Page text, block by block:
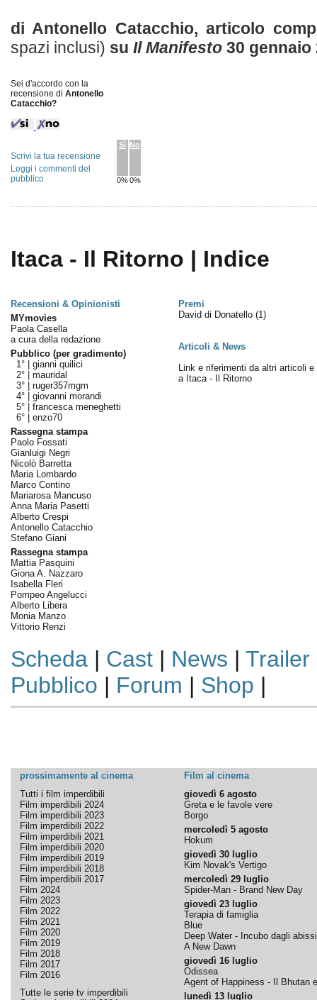
di Antonello Catacchio, articolo
spazi inclusi) su Il Manifesto30 gennaio
Sei d'accordo con la
recensione di Antonello
Catacchio?
Sì
0%
No
0%
Scrivi la tua recensione
Leggi i commenti del
pubblico
Itaca - Il Ritorno | Indice
Recensioni & Opinionisti
Premi
MYmovies
Paola Casella
a cura della redazione
Pubblico (per gradimento)
1° | gianni quilici
2° | mauridal
3° | ruger357mgm
4° | giovanni morandi
5° | francesca meneghetti
6° | enzo70
Rassegna stampa
Paolo Fossati
Gianluigi Negri
Nicolò Barretta
Maria Lombardo
Marco Contino
Mariarosa Mancuso
Anna Maria Pasetti
Alberto Crespi
Antonello Catacchio
Stefano Giani
Rassegna stampa
Mattia Pasquini
Giona A. Nazzaro
Isabella Fleri
Pompeo Angelucci
Alberto Libera
Monia Manzo
Vittorio Renzi
David di Donatello (1)
Articoli & News
Link e riferimenti da altri articoli e
a Itaca - Il Ritorno
Scheda| Cast| News | Trailer
Pubblico | Forum | Shop |
prossimamente al cinema
Film al cinema
Tutti i film imperdibili
Film imperdibili 2024
Film imperdibili 2023
Film imperdibili 2022
Film imperdibili 2021
Film imperdibili 2020
Film imperdibili 2019
Film imperdibili 2018
Film imperdibili 2017
Film 2024
Film 2023
Film 2022
Film 2021
Film 2020
Film 2019
Film 2018
Film 2017
Film 2016
Tutte le serie tv imperdibili
giovedì 6 agosto
Greta e le favole vere
Borgo
mercoledì 5 agosto
Hokum
giovedì 30 luglio
Kim Novak's Vertigo
mercoledì 29 luglio
Spider-Man - Brand New Day
giovedì 23 luglio
Terapia di famiglia
Blue
Deep Water - Incubo dagli abissi
A New Dawn
giovedì 16 luglio
Odissea
Agent of Happiness - Il Bhutan
lunedì 13 luglio